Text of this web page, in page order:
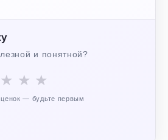
и понятной?
★ ★ ★
— будьте первым